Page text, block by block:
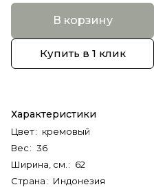
В корзину
Купить в 1 клик
Характеристики
Цвет: кремовый
Вес: 36
Ширина, см. : 62
Страна: Индонезия